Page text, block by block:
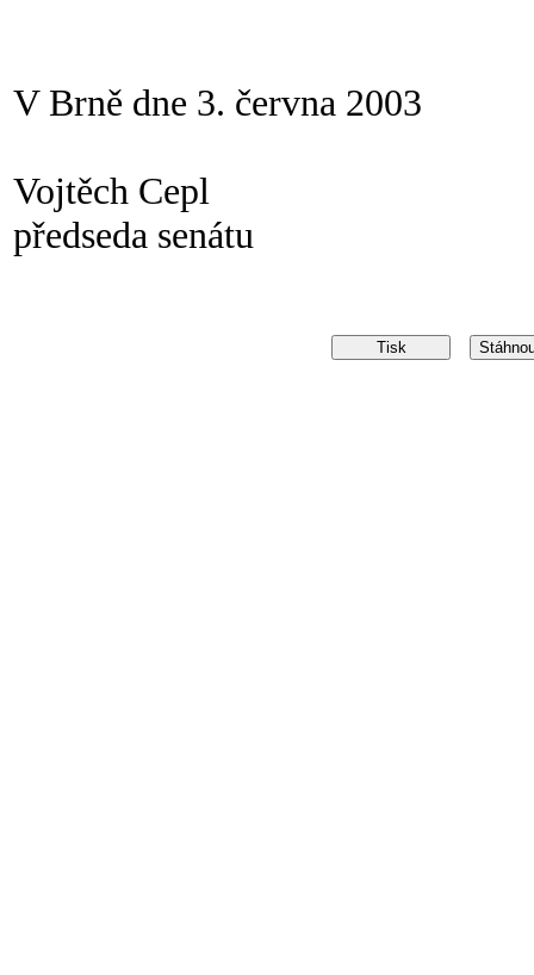
V Brně dne 3. června 2003
Vojtěch Cepl
předseda senátu